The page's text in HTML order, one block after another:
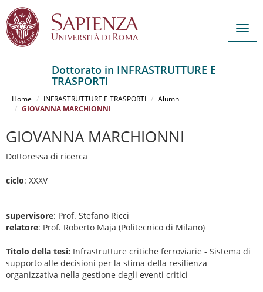
contenuto
Dottorato in INFRASTRUTTURE E
TRASPORTI
Home INFRASTRUTTURE E TRASPORTI
Alumni
GIOVANNA MARCHIONNI
GIOVANNA MARCHIONNI
Dottoressa di ricerca
ciclo: XXXV
supervisore: Prof. Stefano Ricci
relatore: Prof. Roberto Maja (Politecnico di Milano)
Titolo della tesi: Infrastrutture critiche ferroviarie - Sistema di
supporto alle decisioni per la stima della resilienza
organizzativa nella gestione degli eventi critici